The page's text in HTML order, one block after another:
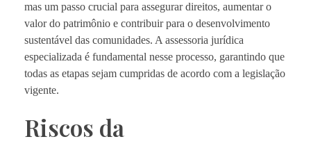
mas um passo crucial para assegurar direitos, aumentar o
valor do patrimônio e contribuir para o desenvolvimento
sustentável das comunidades. A assessoria jurídica
especializada é fundamental nesse processo, garantindo que
todas as etapas sejam cumpridas de acordo com a legislação
vigente.
Riscos da